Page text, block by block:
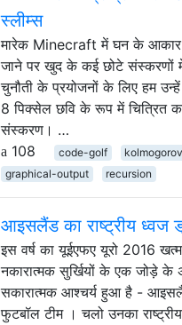
स्लीम्स
मारेक Minecraft में घन के आकार
जाने पर खुद के कई छोटे संस्करणों
चुनौती के प्रयोजनों के लिए हम
8 पिक्सेल छवि के रूप में चित्रित
संस्करण। …
108
code-golf
graphical-output
recursion
आइसलैंड का राष्ट्रीय ध्वज
इस वर्ष का यूईएफए यूरो 2016
नकारात्मक सुर्खियों के एक जोड़े के
सकारात्मक आश्चर्य हुआ है -
फुटबॉल टीम । चलो उनका